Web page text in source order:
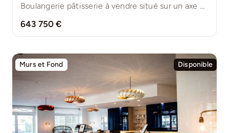
Boulangerie pâtisserie à vendre situé sur un axe ultra passant [...]
643 750 €
Murs et Fond Disponible